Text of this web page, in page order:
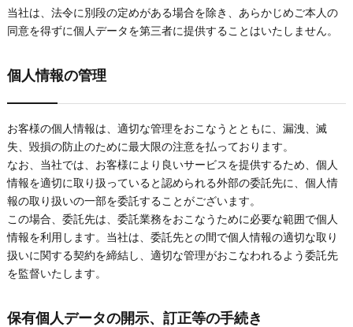
当社は、法令に別段の定めがある場合を除き、あらかじめご本人の
同意を得ずに個人データを第三者に提供することはいたしません。
個人情報の管理
お客様の個人情報は、適切な管理をおこなうとともに、漏洩、滅
失、毀損の防止のために最大限の注意を払っております。
なお、当社では、お客様により良いサービスを提供するため、個人
情報を適切に取り扱っていると認められる外部の委託先に、個人情
報の取り扱いの一部を委託することがございます。
この場合、委託先は、委託業務をおこなうために必要な範囲で個人
情報を利用します。当社は、委託先との間で個人情報の適切な取り
扱いに関する契約を締結し、適切な管理がおこなわれるよう委託先
を監督いたします。
保有個人データの開示、訂正等の手続き